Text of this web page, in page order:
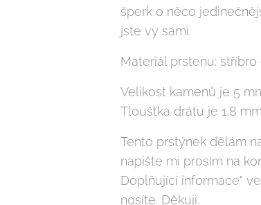
šperk o něco
jste vy sami.
Materiál prstenu:
Velikost kamenů je 5
Tloušťka drátu je 1,8
Tento prstýnek dělám
napište mi prosím na
Doplňující informace"
nosíte. Děkuji.